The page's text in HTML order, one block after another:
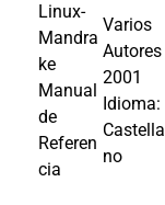
Linux-
Mandra
ke
Manual
de
Referen
cia
Varios
Autores
2001
Idioma:
Castella
no